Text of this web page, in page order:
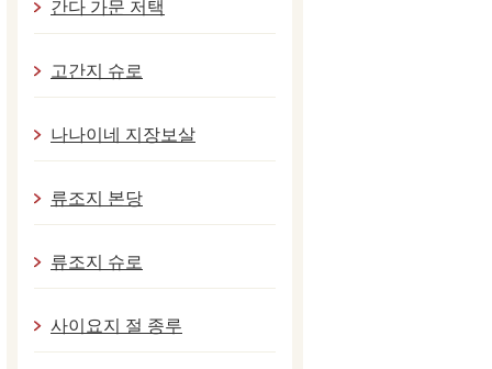
간다 가문 저택
고간지 슈로
나나이네 지장보살
류조지 본당
류조지 슈로
사이요지 절 종루